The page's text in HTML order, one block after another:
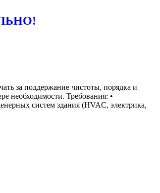
за поддержание чистоты, порядка и
необходимости. Требования: •
систем здания (HVAC, электрика,